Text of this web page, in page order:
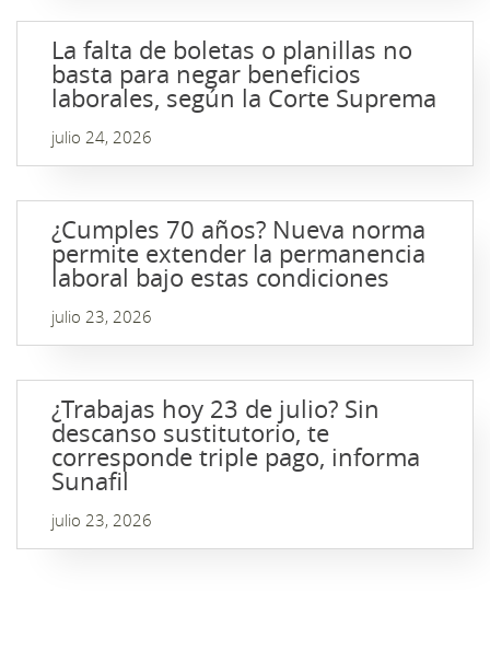
La falta de boletas o planillas no
basta para negar beneficios
laborales, según la Corte Suprema
julio 24, 2026
¿Cumples 70 años? Nueva norma
permite extender la permanencia
laboral bajo estas condiciones
julio 23, 2026
¿Trabajas hoy 23 de julio? Sin
descanso sustitutorio, te
corresponde triple pago, informa
Sunafil
julio 23, 2026